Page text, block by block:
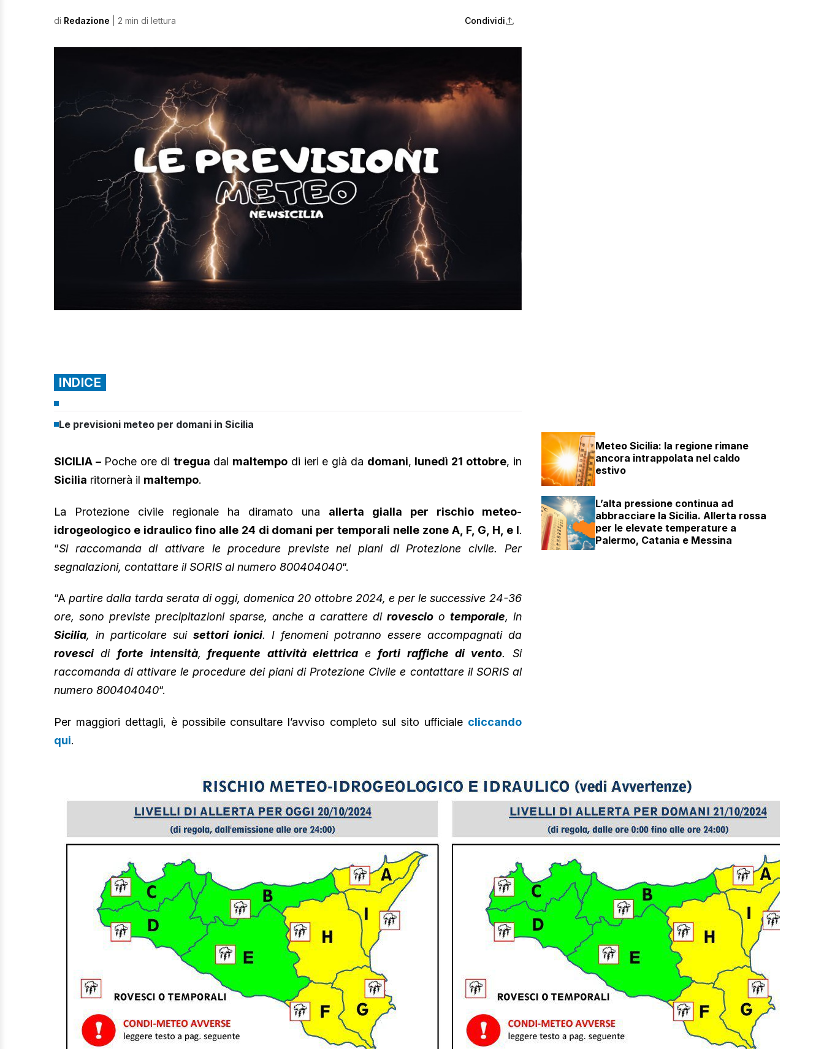
di Redazione | 2 min di lettura Condividi
INDICE
Le previsioni meteo per domani in Sicilia
SICILIA –Poche ore di tregua dal maltempo di ieri e già da domani, lunedì 21 ottobre, in
Sicilia ritornerà il maltempo.
La Protezione civile regionale ha diramato una allerta gialla per rischio meteo-
idrogeologico e idraulico fino alle 24 di domani per temporali nelle zone A, F, G, H, e I.
“Si raccomanda di attivare le procedure previste nei piani di Protezione civile. Per
segnalazioni, contattare il SORIS al numero 800404040“.
“A partire dalla tarda serata di oggi, domenica 20 ottobre 2024, e per le successive 24-36
ore, sono previste precipitazioni sparse, anche a carattere di rovescioo temporale, in
Sicilia, in particolare sui settori ionici. I fenomeni potranno essere accompagnati da
rovesci di forte intensità, frequente attività elettricaeforti raffiche di vento. Si
raccomanda di attivare le procedure dei piani di Protezione Civile e contattare il SORIS al
numero 800404040“.
Per maggiori dettagli, è possibile consultare l’avviso completo sul sito ufficiale cliccando
qui.
Meteo Sicilia: la regione rimane
ancora intrappolata nel caldo
estivo
L’alta pressione continua ad
abbracciare la Sicilia. Allerta rossa
per le elevate temperature a
Palermo, Catania e Messina